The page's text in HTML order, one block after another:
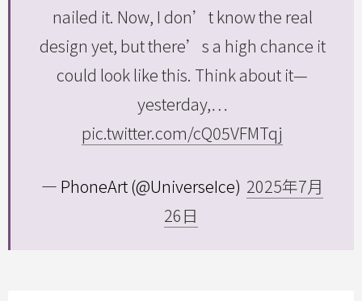
nailed it. Now, I don’t know the real
design yet, but there’s a high chance it
could look like this. Think about it—
yesterday,…
pic.twitter.com/cQ05VFMTqj
— PhoneArt (@UniverseIce) 2025年7月
26日